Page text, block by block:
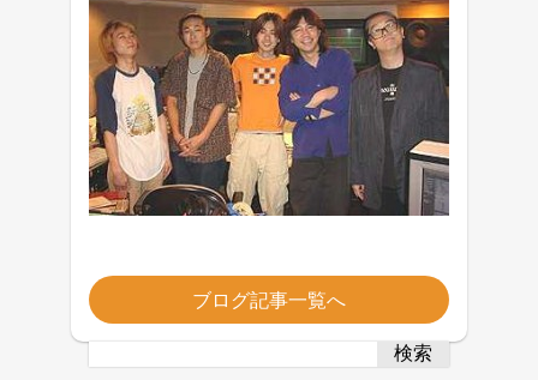
ブログ記事一覧へ
検索